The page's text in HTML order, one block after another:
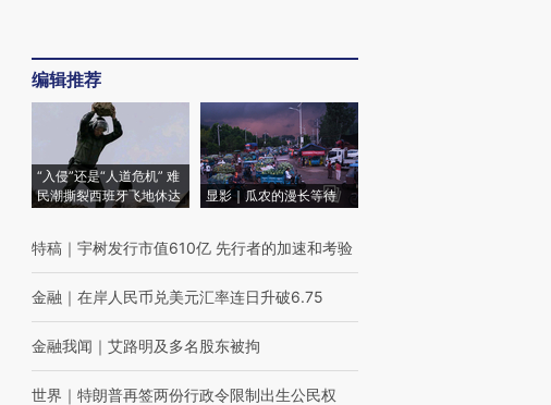
编辑推荐
“入侵”还是“人道危机” 难
民潮撕裂西班牙飞地休达
显影｜瓜农的漫长等待
特稿 ｜ 宇树发行市值610亿 先行者的加速和考验
金融 ｜ 在岸人民币兑美元汇率连日升破6.75
金融我闻 ｜ 艾路明及多名股东被拘
世界 ｜ 特朗普再签两份行政令限制出生公民权